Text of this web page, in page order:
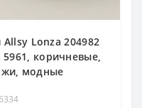
Lonza 204982
5961, коричневые,
модные